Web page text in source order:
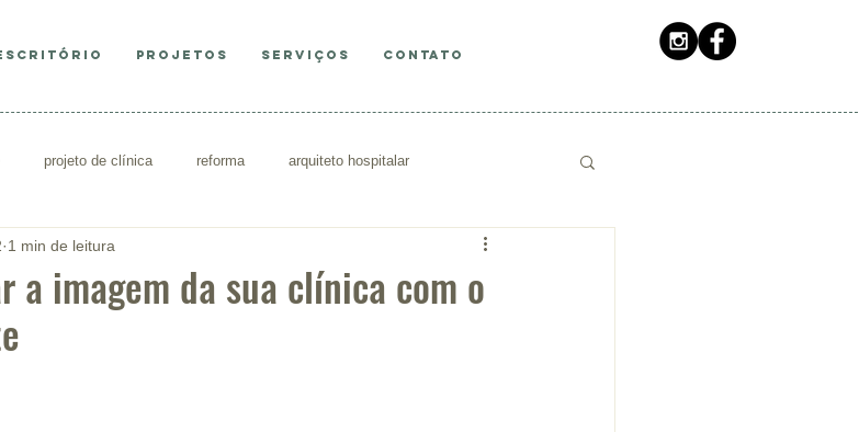
PROJETOS SERVIÇOS CONTATO
projeto de clínica reforma arquiteto hospitalar
consultório
a imagem da sua clínica com o
1 min de leitura